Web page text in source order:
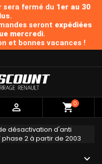
fermé du 1er au 30
.
seront expédiées
mercredi.
et bonnes vacances !
 0
désactivation d'anti
2 à partir de 2003